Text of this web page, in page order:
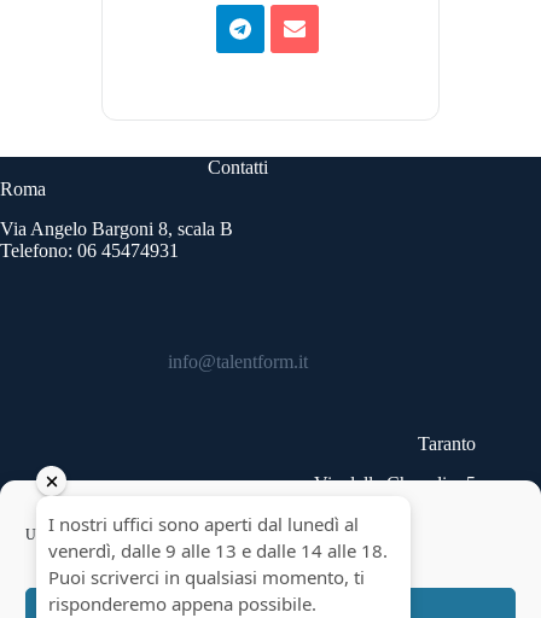
Usiamo cookie per ottimizzare il nostro sito web ed i nostri servizi.
Contatti
Roma
Via Angelo Bargoni 8, scala B
Telefono: 06 45474931
info@talentform.it
Taranto
Via delle Cheradi n.5
Copyright © 2026 - Talentform SpA - Partita IVA
10322191007.